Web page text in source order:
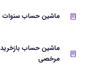
ماشین حساب سنوات
ماشین حساب بازخرید
مرخصی